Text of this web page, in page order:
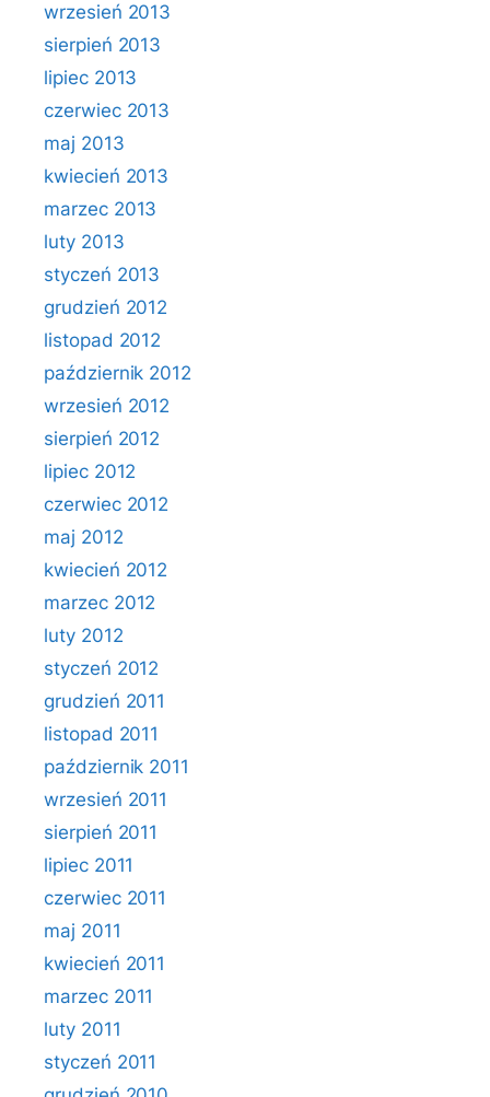
wrzesień 2013
sierpień 2013
lipiec 2013
czerwiec 2013
maj 2013
kwiecień 2013
marzec 2013
luty 2013
styczeń 2013
grudzień 2012
listopad 2012
październik 2012
wrzesień 2012
sierpień 2012
lipiec 2012
czerwiec 2012
maj 2012
kwiecień 2012
marzec 2012
luty 2012
styczeń 2012
grudzień 2011
listopad 2011
październik 2011
wrzesień 2011
sierpień 2011
lipiec 2011
czerwiec 2011
maj 2011
kwiecień 2011
marzec 2011
luty 2011
styczeń 2011